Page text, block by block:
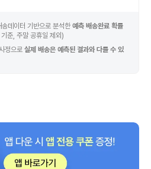
데이터 기반으로 분석한 예측 배송완료 확률
준, 주말 공휴일 제외)
정으로 실제 배송은 예측된 결과와 다를 수 있